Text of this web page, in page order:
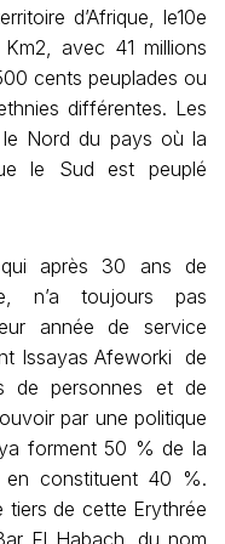
d’Afrique, le10e
avec 41 millions
cents peuplades ou
différentes. Les
Nord du pays où la
le Sud est peuplé
qui après 30 ans de
n’a toujours pas
année de service
Issayas Afeworki de
de personnes et de
par une politique
forment 50 % de la
en constituent 40 %.
de cette Erythrée
El Habach, du nom